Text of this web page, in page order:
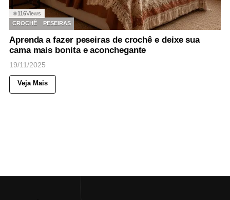
◉116Views
CROCHÊ
PESEIRAS
Aprenda a fazer peseiras de crochê e deixe sua
cama mais bonita e aconchegante
19/11/2025
Veja Mais